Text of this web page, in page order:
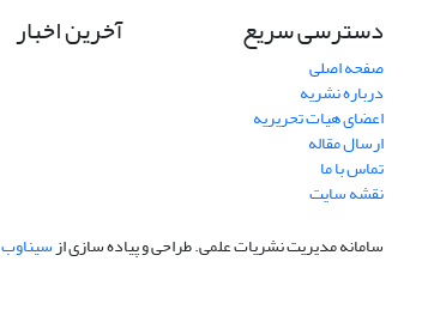
دسترسی سریع
صفحه اصلی
درباره نشریه
اعضای هیات تحریریه
ارسال مقاله
تماس با ما
نقشه سایت
آخرین اخبار
سامانه مدیریت نشریات علمی.طراحی و پیاده سازی ازسیناوب